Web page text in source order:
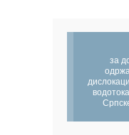
за